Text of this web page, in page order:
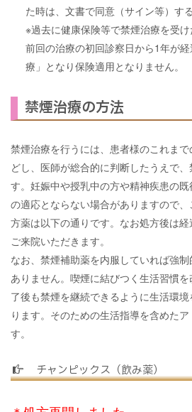
た時は、文書で同意（サイン等）す
※過去に健康保険等で禁煙治療を受け
前回の治療の初回診察日から1年が
療」となり保険適用となりません。
禁煙治療の方法
禁煙治療を行うには、患者様のこれま
どし、医師が総合的に判断したうえで
す。妊娠中や授乳中の方や精神疾患の
の適応とならない場合がありますので
方薬は以下の通りです。なお処方後は
ご来院いただきます。
なお、禁煙補助薬を内服していれば強
ありません。喫煙に結びつく生活習慣
了後も禁煙を継続できるように生活環
ります。そのための生活指導を含めた
す。
チャンピックス（飲み薬）